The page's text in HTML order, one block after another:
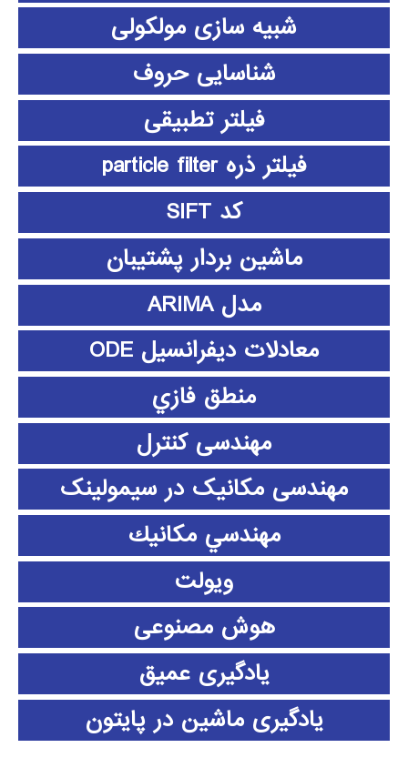
شبیه سازی مولکولی
شناسایی حروف
فیلتر تطبیقی
فیلتر ذره particle filter
کد SIFT
ماشین بردار پشتیبان
مدل ARIMA
معادلات دیفرانسیل ODE
منطق فازي
مهندسی کنترل
مهندسی مکانیک در سیمولینک
مهندسي مكانيك
ویولت
هوش مصنوعی
یادگیری عمیق
یادگیری ماشین در پایتون